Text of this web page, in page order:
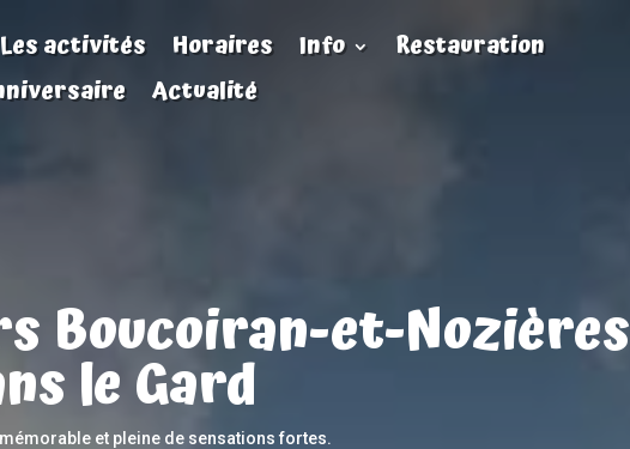
Les activités Horaires Info
Restauration
Actualité
Boucoiran-et-Nozières
le Gard
et pleine de sensations fortes.